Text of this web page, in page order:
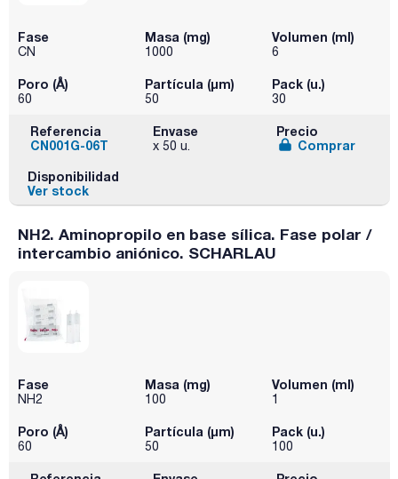
Fase
CN
Masa (mg)
1000
Volumen (ml)
6
Poro (Å)
60
Partícula (μm)
50
Pack (u.)
30
Referencia
CN001G-06T
Envase
x 50 u.
Precio
Comprar
Disponibilidad
Ver stock
NH2. Aminopropilo en base sílica. Fase polar /
intercambio aniónico. SCHARLAU
Fase
NH2
Masa (mg)
100
Volumen (ml)
1
Poro (Å)
60
Partícula (μm)
50
Pack (u.)
100